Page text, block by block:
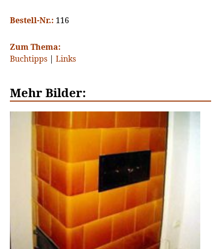
Bestell-Nr.: 116
Zum Thema:
Buchtipps | Links
Mehr Bilder: